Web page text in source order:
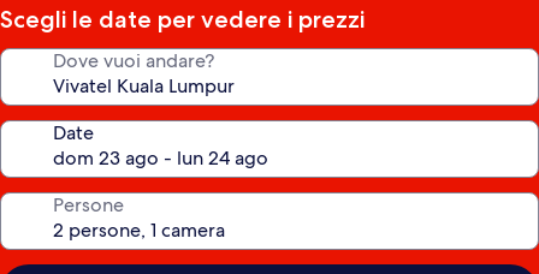
Scegli le date per vedere i prezzi
Dove vuoi andare?
Date
Persone